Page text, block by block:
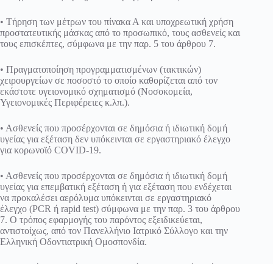
• Τήρηση των μέτρων του πίνακα Α και υποχρεωτική χρήση
προστατευτικής μάσκας από το προσωπικό, τους ασθενείς και
τους επισκέπτες, σύμφωνα με την παρ. 5 του άρθρου 7.
• Πραγματοποίηση προγραμματισμένων (τακτικών)
χειρουργείων σε ποσοστό το οποίο καθορίζεται από τον
εκάστοτε υγειονομικό σχηματισμό (Νοσοκομεία,
Υγειονομικές Περιφέρειες κ.λπ.).
• Ασθενείς που προσέρχονται σε δημόσια ή ιδιωτική δομή
υγείας για εξέταση δεν υπόκεινται σε εργαστηριακό έλεγχο
για κορωνοϊό COVID-19.
• Ασθενείς που προσέρχονται σε δημόσια ή ιδιωτική δομή
υγείας για επεμβατική εξέταση ή για εξέταση που ενδέχεται
να προκαλέσει αερόλυμα υπόκεινται σε εργαστηριακό
έλεγχο (PCR ή rapid test) σύμφωνα με την παρ. 3 του άρθρου
7. Ο τρόπος εφαρμογής του παρόντος εξειδικεύεται,
αντιστοίχως, από τον Πανελλήνιο Ιατρικό Σύλλογο και την
Ελληνική Οδοντιατρική Ομοσπονδία.